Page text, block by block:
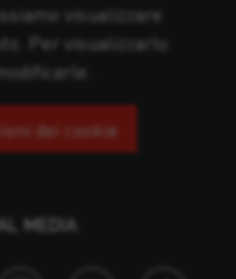
visualizzare
Per visualizzarlo
dei cookie
MEDIA